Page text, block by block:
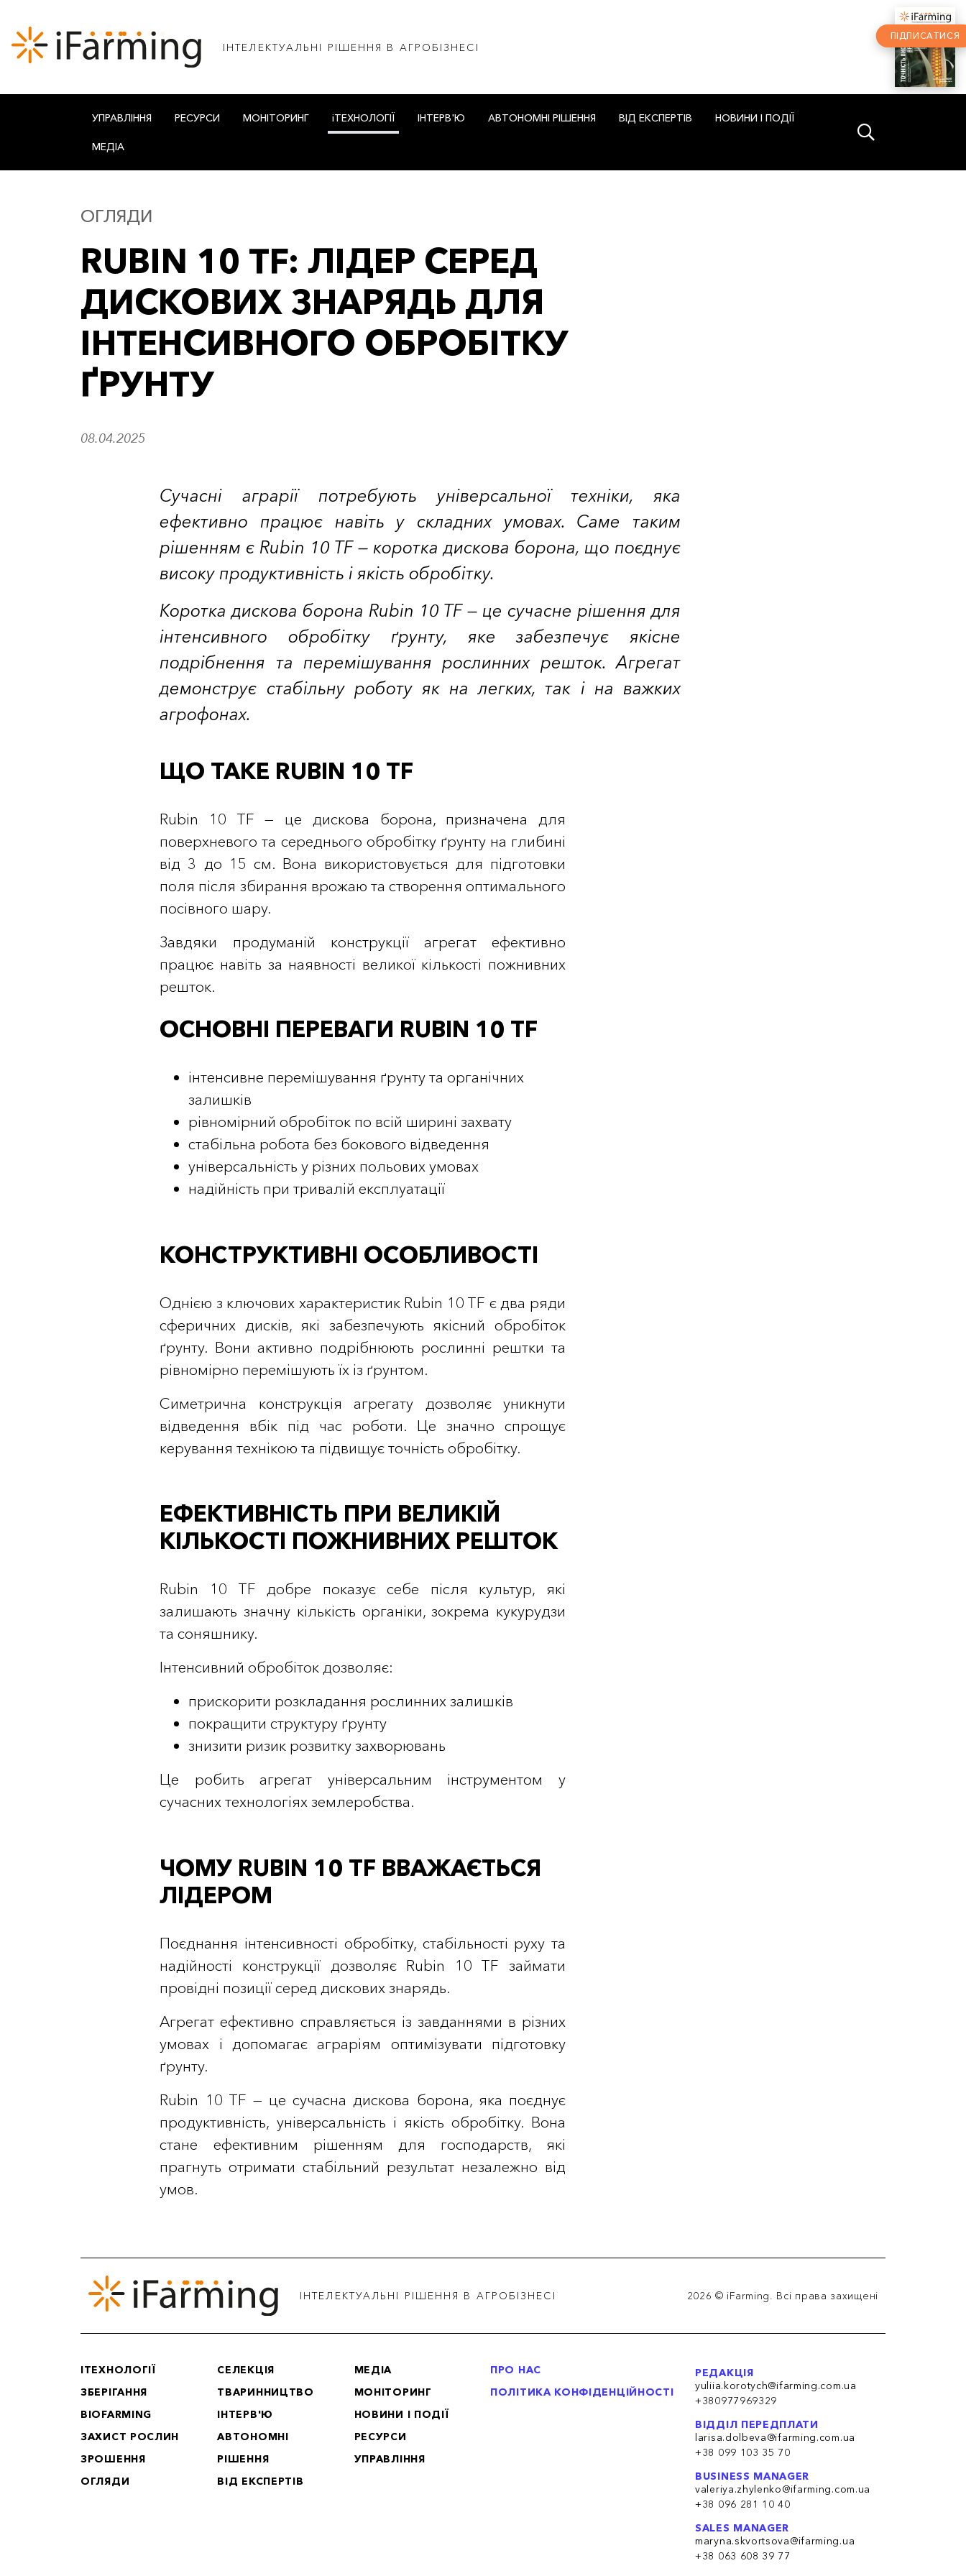
IНТЕЛЕКТУАЛЬНІ РІШЕННЯ В АГРОБІЗНЕСІ
ПІДПИСАТИСЯ
УПРАВЛІННЯ РЕСУРСИ МОНІТОРИНГ iТЕХНОЛОГІЇ ІНТЕРВ'Ю АВТОНОМНІ РІШЕННЯ ВІД ЕКСПЕРТІВ НОВИНИ І ПОДІЇ
МЕДІА
ОГЛЯДИ
RUBIN 10 TF: ЛІДЕР СЕРЕД
ДИСКОВИХ ЗНАРЯДЬ ДЛЯ
ІНТЕНСИВНОГО ОБРОБІТКУ
ҐРУНТУ
08.04.2025
Сучасні аграрії потребують універсальної техніки, яка
ефективно працює навіть у складних умовах. Саме таким
рішенням є Rubin 10 TF — коротка дискова борона, що поєднує
високу продуктивність і якість обробітку.
Коротка дискова борона Rubin 10 TF — це сучасне рішення для
інтенсивного обробітку ґрунту, яке забезпечує якісне
подрібнення та перемішування рослинних решток. Агрегат
демонструє стабільну роботу як на легких, так і на важких
агрофонах.
ЩО ТАКЕ RUBIN 10 TF
Rubin 10 TF — це дискова борона, призначена для
поверхневого та середнього обробітку ґрунту на глибині
від 3 до 15 см. Вона використовується для підготовки
поля після збирання врожаю та створення оптимального
посівного шару.
Завдяки продуманій конструкції агрегат ефективно
працює навіть за наявності великої кількості пожнивних
решток.
ОСНОВНІ ПЕРЕВАГИ RUBIN 10 TF
інтенсивне перемішування ґрунту та органічних
залишків
рівномірний обробіток по всій ширині захвату
стабільна робота без бокового відведення
універсальність у різних польових умовах
надійність при тривалій експлуатації
КОНСТРУКТИВНІ ОСОБЛИВОСТІ
Однією з ключових характеристик Rubin 10 TF є два ряди
сферичних дисків, які забезпечують якісний обробіток
ґрунту. Вони активно подрібнюють рослинні рештки та
рівномірно перемішують їх із ґрунтом.
Симетрична конструкція агрегату дозволяє уникнути
відведення вбік під час роботи. Це значно спрощує
керування технікою та підвищує точність обробітку.
ЕФЕКТИВНІСТЬ ПРИ ВЕЛИКІЙ
КІЛЬКОСТІ ПОЖНИВНИХ РЕШТОК
Rubin 10 TF добре показує себе після культур, які
залишають значну кількість органіки, зокрема кукурудзи
та соняшнику.
Інтенсивний обробіток дозволяє:
прискорити розкладання рослинних залишків
покращити структуру ґрунту
знизити ризик розвитку захворювань
Це робить агрегат універсальним інструментом у
сучасних технологіях землеробства.
ЧОМУ RUBIN 10 TF ВВАЖАЄТЬСЯ
ЛІДЕРОМ
Поєднання інтенсивності обробітку, стабільності руху та
надійності конструкції дозволяє Rubin 10 TF займати
провідні позиції серед дискових знарядь.
Агрегат ефективно справляється із завданнями в різних
умовах і допомагає аграріям оптимізувати підготовку
ґрунту.
Rubin 10 TF — це сучасна дискова борона, яка поєднує
продуктивність, універсальність і якість обробітку. Вона
стане ефективним рішенням для господарств, які
прагнуть отримати стабільний результат незалежно від
умов.
IНТЕЛЕКТУАЛЬНІ РІШЕННЯ В АГРОБІЗНЕСІ 2026 © iFarming. Всі права захищені
IТЕХНОЛОГІЇ
ЗБЕРІГАННЯ
BIOFARMING
ЗАХИСТ РОСЛИН
ЗРОШЕННЯ
ОГЛЯДИ
СЕЛЕКЦІЯ
ТВАРИННИЦТВО
ІНТЕРВ'Ю
АВТОНОМНІ
РІШЕННЯ
ВІД ЕКСПЕРТІВ
МЕДІА
МОНІТОРИНГ
НОВИНИ І ПОДІЇ
РЕСУРСИ
УПРАВЛІННЯ
ПРО НАС
ПОЛІТИКА КОНФІДЕНЦІЙНОСТІ
РЕДАКЦІЯ
yuliia.korotych@ifarming.com.ua
+380977969329
ВІДДІЛ ПЕРЕДПЛАТИ
larisa.dolbeva@ifarming.com.ua
+38 099 103 35 70
BUSINESS MANAGER
valeriya.zhylenko@ifarming.com.ua
+38 096 281 10 40
SALES MANAGER
maryna.skvortsova@ifarming.ua
+38 063 608 39 77